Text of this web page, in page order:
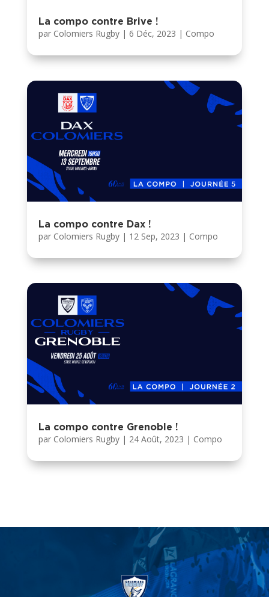
La compo contre Brive !
par Colomiers Rugby| 6 Déc, 2023 | Compo
La compo contre Dax !
par Colomiers Rugby| 12 Sep, 2023 | Compo
La compo contre Grenoble !
par Colomiers Rugby| 24 Août, 2023 | Compo